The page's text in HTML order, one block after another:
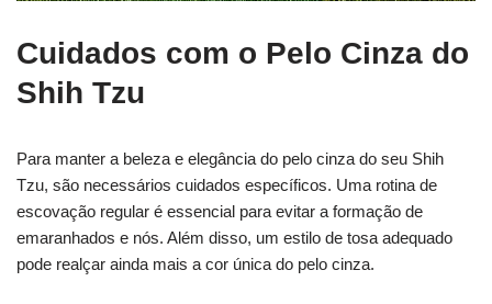
Cuidados com o Pelo Cinza do
Shih Tzu
Para manter a beleza e elegância do pelo cinza do seu Shih
Tzu, são necessários cuidados específicos. Uma rotina de
escovação regular é essencial para evitar a formação de
emaranhados e nós. Além disso, um estilo de tosa adequado
pode realçar ainda mais a cor única do pelo cinza.